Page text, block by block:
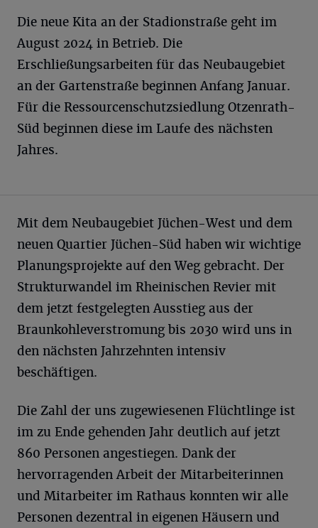
Die neue Kita an der Stadionstraße geht im
August 2024 in Betrieb. Die
Erschließungsarbeiten für das Neubaugebiet
an der Gartenstraße beginnen Anfang Januar.
Für die Ressourcenschutzsiedlung Otzenrath-
Süd beginnen diese im Laufe des nächsten
Jahres.
Mit dem Neubaugebiet Jüchen-West und dem
neuen Quartier Jüchen-Süd haben wir wichtige
Planungsprojekte auf den Weg gebracht. Der
Strukturwandel im Rheinischen Revier mit
dem jetzt festgelegten Ausstieg aus der
Braunkohleverstromung bis 2030 wird uns in
den nächsten Jahrzehnten intensiv
beschäftigen.
Die Zahl der uns zugewiesenen Flüchtlinge ist
im zu Ende gehenden Jahr deutlich auf jetzt
860 Personen angestiegen. Dank der
hervorragenden Arbeit der Mitarbeiterinnen
und Mitarbeiter im Rathaus konnten wir alle
Personen dezentral in eigenen Häusern und